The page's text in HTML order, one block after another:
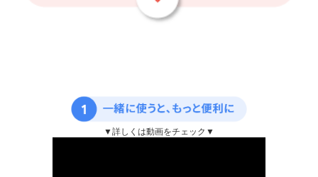
▼詳しくは動画をチェック▼